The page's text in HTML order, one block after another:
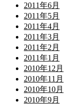
2011年6月
2011年5月
2011年4月
2011年3月
2011年2月
2011年1月
2010年12月
2010年11月
2010年10月
2010年9月